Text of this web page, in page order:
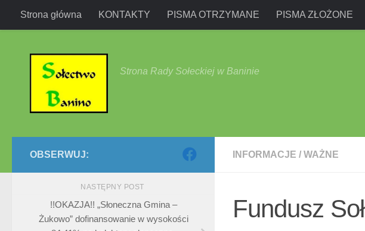
Przejdź do treści
Strona główna KONTAKTY PISMA OTRZYMANE PISMA ZŁOŻONE
Strona Rady Sołeckiej w Baninie
INFORMACJE / WAŻNE
Fundusz
OBSERWUJ:
NASTĘPNY POST
!!OKAZJA!! „Słoneczna Gmina –
Żukowo” dofinansowanie w wysokości